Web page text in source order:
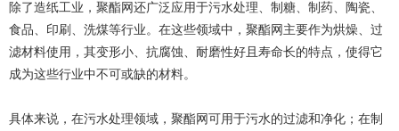
除了造纸工业，聚酯网还广泛应用于污水处理、制糖、制药、陶瓷、
食品、印刷、洗煤等行业。在这些领域中，聚酯网主要作为烘燥、过
滤材料使用，其变形小、抗腐蚀、耐磨性好且寿命长的特点，使得它
成为这些行业中不可或缺的材料。
具体来说，在污水处理领域，聚酯网可用于污水的过滤和净化；在制